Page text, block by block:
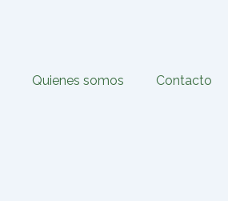
Quienes somos Contacto